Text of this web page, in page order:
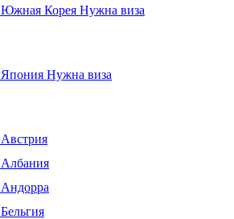
Южная Корея Нужна виза
Япония Нужна виза
Австрия
Албания
Андорра
Бельгия